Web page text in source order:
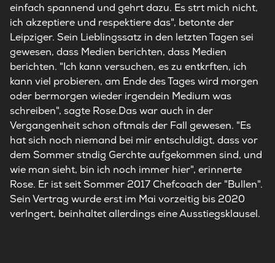
einfach spannend und gehrt dazu. Es strt mich nicht,
ich akzeptiere und respektiere das", betonte der
Leipziger. Sein Lieblingssatz in den letzten Tagen sei
gewesen, dass Medien berichten, dass Medien
berichten. "Ich kann versuchen, es zu entkrften, ich
kann viel probieren, am Ende des Tages wird morgen
oder bermorgen wieder irgendein Medium was
schreiben", sagte Rose.Das war auch in der
Vergangenheit schon oftmals der Fall gewesen. "Es
hat sich noch niemand bei mir entschuldigt, dass vor
dem Sommer stndig Gerchte aufgekommen sind, und
wie man sieht, bin ich noch immer hier", erinnerte
Rose. Er ist seit Sommer 2017 Chefcoach der "Bullen".
Sein Vertrag wurde erst im Mai vorzeitig bis 2020
verlngert, beinhaltet allerdings eine Ausstiegsklausel.